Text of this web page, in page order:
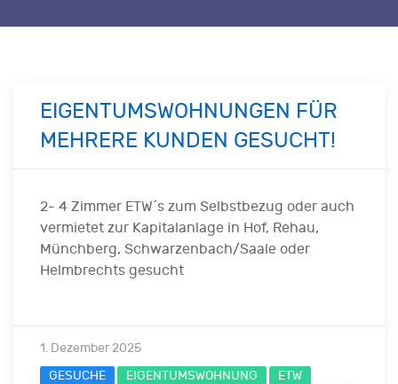
EIGENTUMSWOHNUNGEN FÜR
MEHRERE KUNDEN GESUCHT!
2- 4 Zimmer ETW´s zum Selbstbezug oder auch
vermietet zur Kapitalanlage in Hof, Rehau,
Münchberg, Schwarzenbach/Saale oder
Helmbrechts gesucht
1. Dezember 2025
GESUCHE
EIGENTUMSWOHNUNG
ETW